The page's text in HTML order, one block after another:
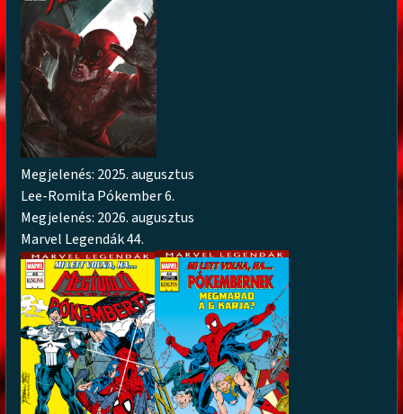
Megjelenés: 2025. augusztus
Lee-Romita Pókember 6.
Megjelenés: 2026. augusztus
Marvel Legendák 44.